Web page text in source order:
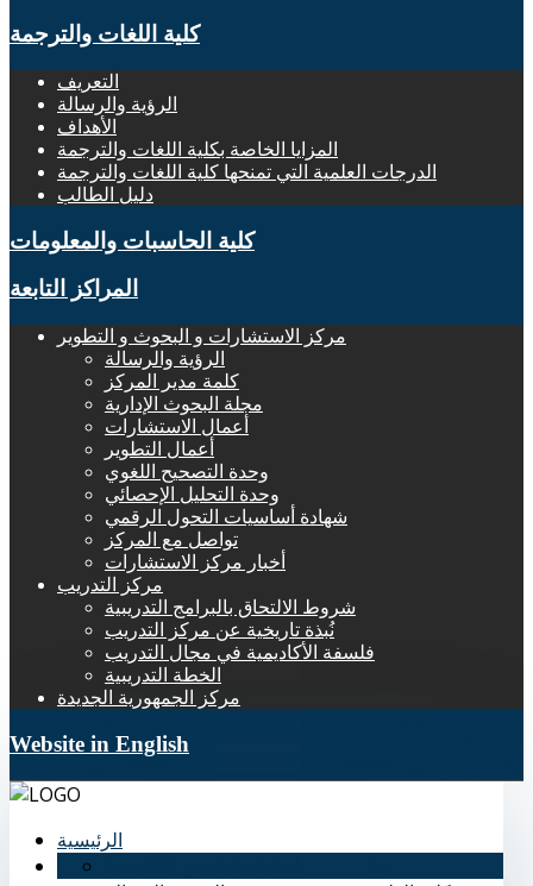
كلية اللغات والترجمة
التعريف
الرؤية والرسالة
الأهداف
المزايا الخاصة بكلية اللغات والترجمة
الدرجات العلمية التي تمنحها كلية اللغات والترجمة
دليل الطالب
كلية الحاسبات والمعلومات
المراكز التابعة
مركز الاستشارات و البحوث و التطوير
الرؤية والرسالة
كلمة مدير المركز
مجلة البحوث الإدارية
أعمال الاستشارات
أعمال التطوير
وحدة التصحيح اللغوي
وحدة التحليل الإحصائي
شهادة أساسيات التحول الرقمي
تواصل مع المركز
أخبار مركز الاستشارات
مركز التدريب
شروط الالتحاق بالبرامج التدريبية
نُبذة تاريخية عن مركز التدريب
فلسفة الأكاديمية في مجال التدريب
الخطة التدريبية
مركز الجمهورية الجديدة
Website in English
الرئيسية